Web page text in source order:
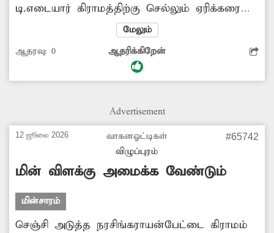
டி.எடையார் கிராமத்திற்கு செல்லும் ஏரிக்கரை
சலையில் மின்விளக்குகள் அமைக்கப்படவில்லை.
இதனால் இரவு நேரங்களில் அந்த வழியாக
செல்லும் பள்ளி, கல்லூரி மாணவர்கள்,
பொதுமக்கள் ஒருவித அச்சத்துடன் சென்று
சம்பவங்களும் நடைபெற வாய்ப்புகள் அதிகமா
விரைந்து அப்பகுதியில் மின்விளக்குகள்
அமைக்க நடவடிக்கை எடுக்க வேண்டும் என
கிராம மக்கள் கோரிக்கை விடுத்துள்ளனர்.
மேலும்
ஆதரவு: 0 ஆதரிக்கிறேன்
Advertisement
12 ஜூலை 2026
வாகனஓட்டிகள்
விழுப்புரம்
#65742
மின் விளக்கு அமைக்க வேண்டும்
மின்சாரம்
செஞ்சி அடுத்த நரசிங்கராயன்பேட்டை கிராமம்